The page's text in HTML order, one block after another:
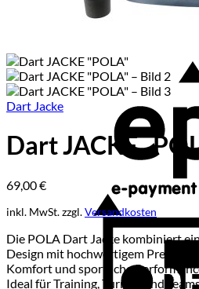
Dart Jacke
Dart JACKE
69,00€
inkl. MwSt.zzgl.Versandkosten
Die POLA Dart Jacke kombiniert
Design mit hochwertigem
Komfort und sportliche
Ideal für Training, Turnier und